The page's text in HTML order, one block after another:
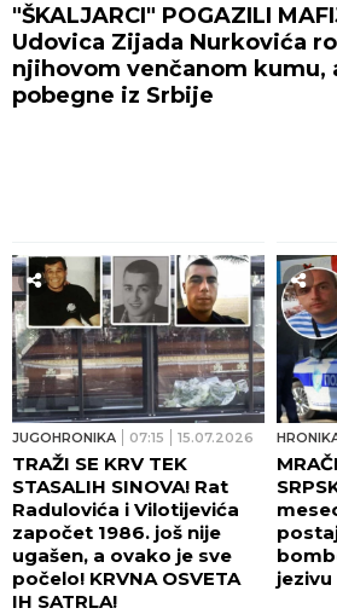
"ŠKALJARCI" POGAZILI
Udovica Zijada Nurkovića
njihovom venčanom kumu,
pobegne iz Srbije
JUGOHRONIKA 07:15 15.07.2026
TRAŽI SE KRV TEK
STASALIH SINOVA! Rat
Radulovića i Vilotijevića
započet 1986. još nije
ugašen, a ovako je sve
počelo! KRVNA OSVETA
IH SATRLA!